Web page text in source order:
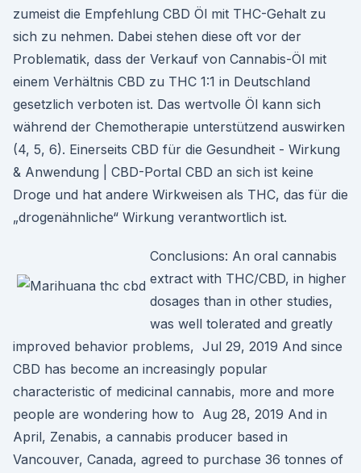
zumeist die Empfehlung CBD Öl mit THC-Gehalt zu
sich zu nehmen. Dabei stehen diese oft vor der
Problematik, dass der Verkauf von Cannabis-Öl mit
einem Verhältnis CBD zu THC 1:1 in Deutschland
gesetzlich verboten ist. Das wertvolle Öl kann sich
während der Chemotherapie unterstützend auswirken
(4, 5, 6). Einerseits CBD für die Gesundheit - Wirkung
& Anwendung | CBD-Portal CBD an sich ist keine
Droge und hat andere Wirkweisen als THC, das für die
„drogenähnliche“ Wirkung verantwortlich ist.
Conclusions: An oral cannabis
extract with THC/CBD, in higher
dosages than in other studies,
was well tolerated and greatly
improved behavior problems, Jul 29, 2019 And since
CBD has become an increasingly popular
characteristic of medicinal cannabis, more and more
people are wondering how to Aug 28, 2019 And in
April, Zenabis, a cannabis producer based in
Vancouver, Canada, agreed to purchase 36 tonnes of